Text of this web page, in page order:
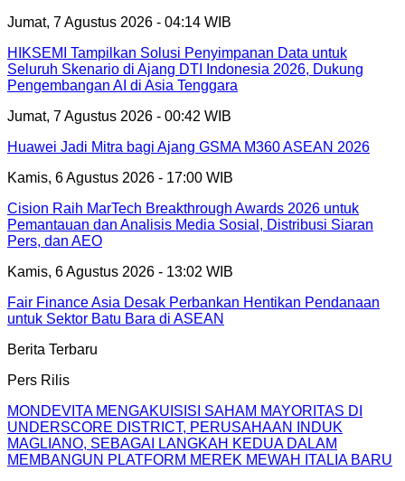
Jumat, 7 Agustus 2026 - 04:14 WIB
HIKSEMI Tampilkan Solusi Penyimpanan Data untuk
Seluruh Skenario di Ajang DTI Indonesia 2026, Dukung
Pengembangan AI di Asia Tenggara
Jumat, 7 Agustus 2026 - 00:42 WIB
Huawei Jadi Mitra bagi Ajang GSMA M360 ASEAN 2026
Kamis, 6 Agustus 2026 - 17:00 WIB
Cision Raih MarTech Breakthrough Awards 2026 untuk
Pemantauan dan Analisis Media Sosial, Distribusi Siaran
Pers, dan AEO
Kamis, 6 Agustus 2026 - 13:02 WIB
Fair Finance Asia Desak Perbankan Hentikan Pendanaan
untuk Sektor Batu Bara di ASEAN
Berita Terbaru
Pers Rilis
MONDEVITA MENGAKUISISI SAHAM MAYORITAS DI
UNDERSCORE DISTRICT, PERUSAHAAN INDUK
MAGLIANO, SEBAGAI LANGKAH KEDUA DALAM
MEMBANGUN PLATFORM MEREK MEWAH ITALIA BARU